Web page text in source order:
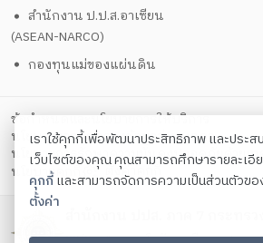
สำนักงาน ป.ป.ส.อาเซียน
(ASEAN-NARCO)
กองทุนแม่ของแผ่นดิน
ข้อกำหนดและนโยบายการให้บริการ
นโยบายการคุ้มครองข้อมูลส่วนบุคคล
นโยบายการรักษาความมั่นคงปลอดภัยด้วยเท
นโยบายคุกกี้
ตั้งค่าคุกกี้
เราใช้คุกกี้เพื่อพัฒนาประสิทธิภาพ และประ
เว็บไซต์ของคุณ คุณสามารถศึกษารายละเอี
คุกกี้และสามารถจัดการความเป็นส่วนตัวข
ตั้งค่า